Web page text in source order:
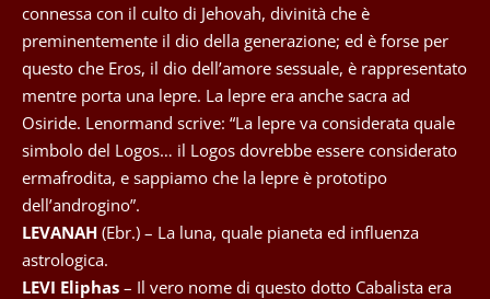
connessa con il culto di Jehovah, divinità che è
preminentemente il dio della generazione; ed è forse per
questo che Eros, il dio dell’amore sessuale, è rappresentato
mentre porta una lepre. La lepre era anche sacra ad
Osiride. Lenormand scrive: “La lepre va considerata quale
simbolo del Logos… il Logos dovrebbe essere considerato
ermafrodita, e sappiamo che la lepre è prototipo
dell’androgino”.
LEVANAH (Ebr.) – La luna, quale pianeta ed influenza
astrologica.
LEVI Eliphas – Il vero nome di questo dotto Cabalista era